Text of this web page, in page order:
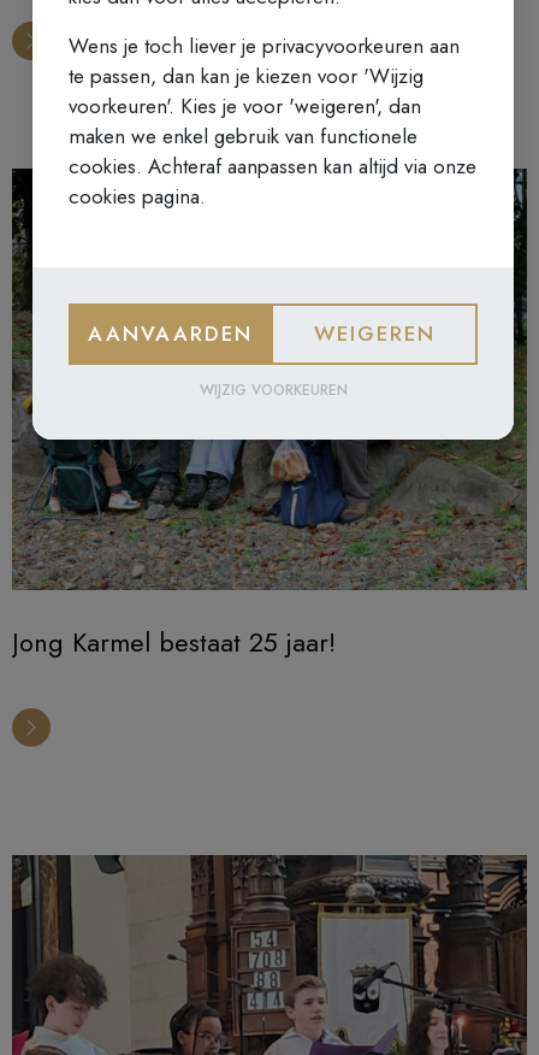
Jong Karmel bestaat 25 jaar!
Wens je toch liever je privacyvoorkeuren aan
te passen, dan kan je kiezen voor 'Wijzig
voorkeuren'. Kies je voor 'weigeren', dan
maken we enkel gebruik van functionele
cookies. Achteraf aanpassen kan altijd via onze
cookies pagina.
AANVAARDEN WEIGEREN
WIJZIG VOORKEUREN